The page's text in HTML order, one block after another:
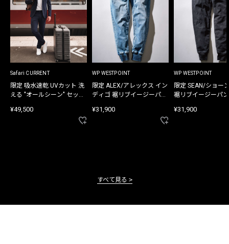
Safari CURRENT
限定 吸水速乾 UVカット 洗
える "オールシーン" セット
¥49,500
WP WESTPOINT
限定 ALEX/アレックス イン
ディゴ 裾リブイージーパン
¥31,900
WP WESTPOINT
限定 SEAN/ショー
裾リブイージーパ
¥31,900
すべて見る